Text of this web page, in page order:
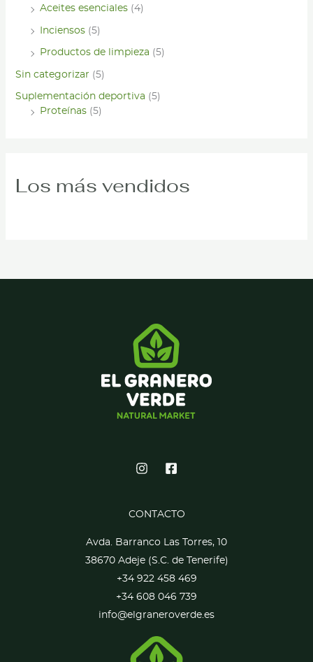
Aceites esenciales (4)
Inciensos (5)
Productos de limpieza (5)
Sin categorizar (5)
Suplementación deportiva (5)
Proteínas (5)
Los más vendidos
CONTACTO
Avda. Barranco Las Torres, 10
38670 Adeje (S.C. de Tenerife)
+34 922 458 469
+34 608 046 739
info@elgraneroverde.es